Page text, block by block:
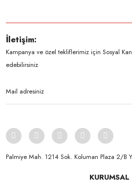
İletişim:
Kampanya ve özel tekliflerimiz için Sosyal
edebilirsiniz
Palmiye Mah. 1214 Sok. Koluman Plaza 2/B Yenişehir/ MERSİN.ㅤㅤㅤㅤㅤㅤㅤㅤㅤㅤㅤㅤㅤㅤㅤㅤㅤㅤㅤㅤㅤㅤㅤ
KURUMSAL